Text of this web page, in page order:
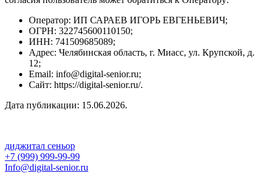
Оператор: ИП САРАЕВ ИГОРЬ ЕВГЕНЬЕВИЧ;
ОГРН: 322745600110150;
ИНН: 741509685089;
Адрес: Челябинская область, г. Миасс, ул. Крупской, д.
12;
Email: info@digital-senior.ru;
Сайт: https://digital-senior.ru/.
Дата публикации: 15.06.2026.
диджитал сеньор
+7 (999) 999-99-99
Info@digital-senior.ru